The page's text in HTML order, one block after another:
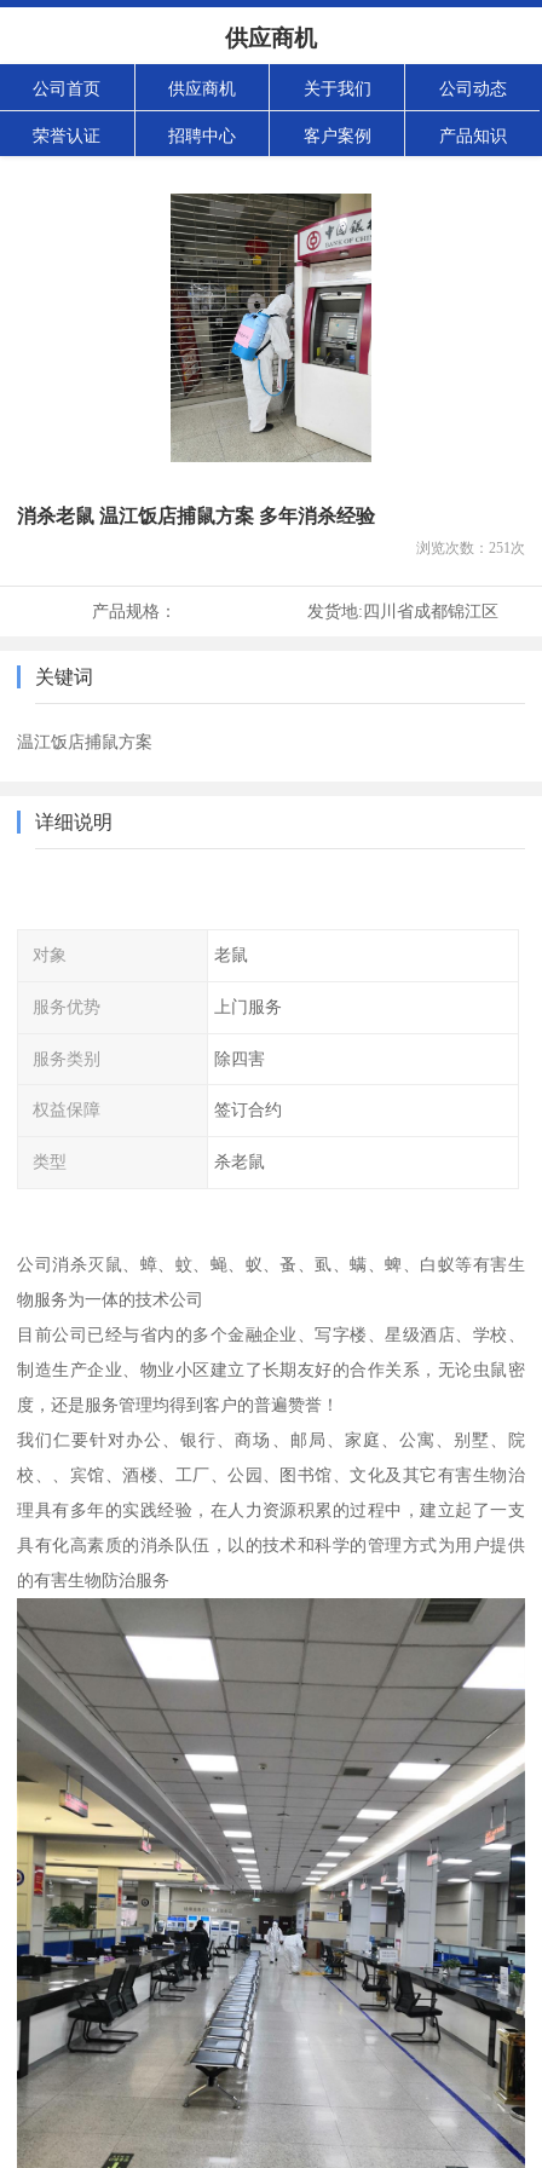
供应商机
公司首页 供应商机 关于我们 公司动态
荣誉认证 招聘中心 客户案例 产品知识
消杀老鼠 温江饭店捕鼠方案 多年消杀经验
浏览次数： 251次
产品规格： 发货地:四川省成都锦江区
关键词
温江饭店捕鼠方案
详细说明
对象 老鼠
服务优势 上门服务
服务类别 除四害
权益保障 签订合约
类型 杀老鼠
公司消杀灭鼠、蟑、蚊、蝇、蚁、蚤、虱、螨、蜱、白蚁等有害生
物服务为一体的技术公司
目前公司已经与省内的多个金融企业、写字楼、星级酒店、学校、
制造生产企业、物业小区建立了长期友好的合作关系，无论虫鼠密
度，还是服务管理均得到客户的普遍赞誉！
我们仁要针对办公、银行、商场、邮局、家庭、公寓、别墅、院
校、、宾馆、酒楼、工厂、公园、图书馆、文化及其它有害生物治
理具有多年的实践经验，在人力资源积累的过程中，建立起了一支
具有化高素质的消杀队伍，以的技术和科学的管理方式为用户提供
的有害生物防治服务